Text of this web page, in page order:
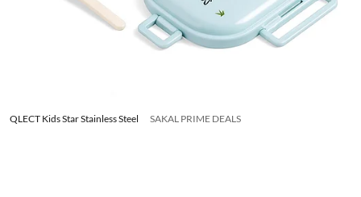
QLECT Kids Star Stainless Steel SAKAL PRIME DEALS